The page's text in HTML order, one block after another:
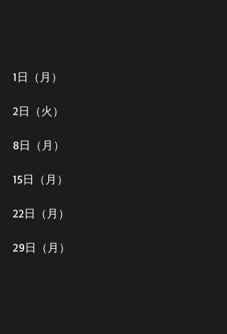
1日（月）
2日（火）
8日（月）
15日（月）
22日（月）
29日（月）